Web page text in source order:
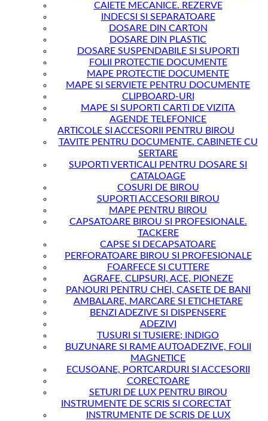
CAIETE MECANICE. REZERVE
INDECSI SI SEPARATOARE
DOSARE DIN CARTON
DOSARE DIN PLASTIC
DOSARE SUSPENDABILE SI SUPORTI
FOLII PROTECTIE DOCUMENTE
MAPE PROTECTIE DOCUMENTE
MAPE SI SERVIETE PENTRU DOCUMENTE
CLIPBOARD-URI
MAPE SI SUPORTI CARTI DE VIZITA
AGENDE TELEFONICE
ARTICOLE SI ACCESORII PENTRU BIROU
TAVITE PENTRU DOCUMENTE. CABINETE CU
SERTARE
SUPORTI VERTICALI PENTRU DOSARE SI
CATALOAGE
COSURI DE BIROU
SUPORTI ACCESORII BIROU
MAPE PENTRU BIROU
CAPSATOARE BIROU SI PROFESIONALE.
TACKERE
CAPSE SI DECAPSATOARE
PERFORATOARE BIROU SI PROFESIONALE
FOARFECE SI CUTTERE
AGRAFE, CLIPSURI, ACE, PIONEZE
PANOURI PENTRU CHEI, CASETE DE BANI
AMBALARE, MARCARE SI ETICHETARE
BENZI ADEZIVE SI DISPENSERE
ADEZIVI
TUSURI SI TUSIERE; INDIGO
BUZUNARE SI RAME AUTOADEZIVE, FOLII
MAGNETICE
ECUSOANE, PORTCARDURI SI ACCESORII
CORECTOARE
SETURI DE LUX PENTRU BIROU
INSTRUMENTE DE SCRIS SI CORECTAT
INSTRUMENTE DE SCRIS DE LUX